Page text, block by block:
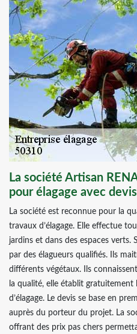
La société Artisan
pour élagage avec
La société est reconnue pour la
travaux d’élagage. Elle effectue
jardins et dans des espaces verts.
par des élagueurs qualifiés. Ils
différents végétaux. Ils
la qualité, elle établit
d’élagage. Le devis se base en
auprès du porteur du projet. La
offrant des prix pas chers